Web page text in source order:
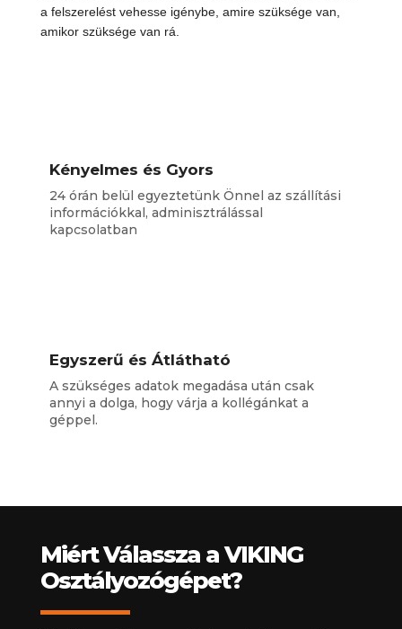
a felszerelést vehesse igénybe, amire szüksége van,
amikor szüksége van rá.
Kényelmes és Gyors
24 órán belül egyeztetünk Önnel az szállítási
információkkal, adminisztrálással
kapcsolatban
Egyszerű és Átlátható
A szükséges adatok megadása után csak
annyi a dolga, hogy várja a kollégánkat a
géppel.
Miért Válassza a VIKING
Osztályozógépet?